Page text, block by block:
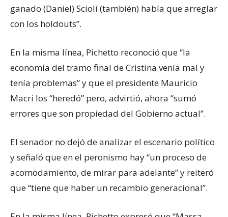
ganado (Daniel) Scioli (también) había que arreglar
con los holdouts”.
En la misma línea, Pichetto reconoció que “la
economía del tramo final de Cristina venía mal y
tenía problemas” y que el presidente Mauricio
Macri los “heredó” pero, advirtió, ahora “sumó
errores que son propiedad del Gobierno actual”.
El senador no dejó de analizar el escenario político
y señaló que en el peronismo hay “un proceso de
acomodamiento, de mirar para adelante” y reiteró
que “tiene que haber un recambio generacional”.